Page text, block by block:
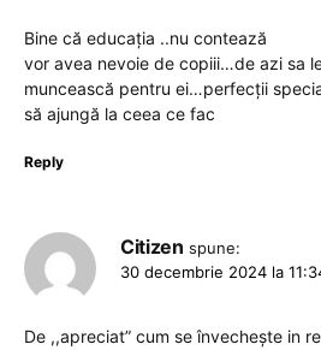
Bine că educația ..nu contează
vor avea nevoie de copiii…de azi sa
muncească pentru ei…perfecții
să ajungă la ceea ce fac
Reply
Citizen spune:
30 decembrie 2024 la
De ,,apreciat” cum se învechește in